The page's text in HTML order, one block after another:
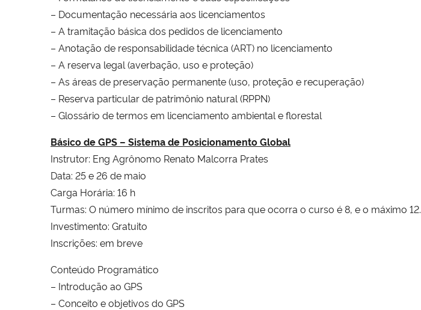
– Documentação necessária aos licenciamentos
– A tramitação básica dos pedidos de licenciamento
– Anotação de responsabilidade técnica (ART) no licenciamento
– A reserva legal (averbação, uso e proteção)
– As áreas de preservação permanente (uso, proteção e recuperação)
– Reserva particular de patrimônio natural (RPPN)
– Glossário de termos em licenciamento ambiental e florestal
Básico de GPS – Sistema de Posicionamento Global
Instrutor: Eng Agrônomo Renato Malcorra Prates
Data: 25 e 26 de maio
Carga Horária: 16 h
Turmas: O número mínimo de inscritos para que ocorra o curso é 8, e o máximo 12.
Investimento: Gratuito
Inscrições: em breve
Conteúdo Programático
– Introdução ao GPS
– Conceito e objetivos do GPS